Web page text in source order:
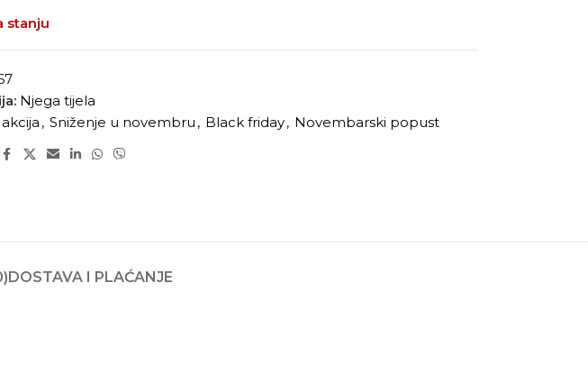
stanju
Njega tijela
akcija , Sniženje u novembru , Black friday, Novembarski popust
DOSTAVA I PLAĆANJE